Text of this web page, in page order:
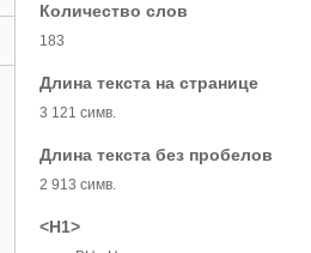
Количество слов
183
Длина текста на странице
3 121 симв.
Длина текста без пробелов
2 913 симв.
<H1>